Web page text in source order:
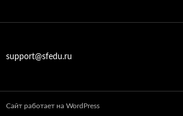
support@sfedu.ru
Сайт работает на WordPress